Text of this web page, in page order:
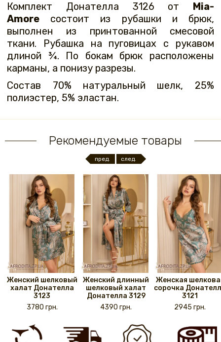
Комплект Донателла 3126 от Mia-
Amore состоит из рубашки и брюк,
выполнен из принтованной смесовой
ткани. Рубашка на пуговицах с рукавом
длиной ¾. По бокам брюк расположены
карманы, а понизу разрезы.
Состав 70% натуральный шелк, 25%
полиэстер, 5% эластан.
Рекомендуемые товары
пред. след.
Женский шелковый
халат Донателла
3123
3780 грн.
Женский длинный
шелковый халат
Донателла 3129
4390 грн.
Женская
сорочка
3121
2945 грн.